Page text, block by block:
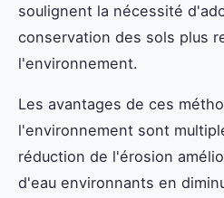
soulignent la nécessité
conservation des sols plus
l'environnement.
Les avantages de ces
l'environnement sont
réduction de l'érosion
d'eau environnants en